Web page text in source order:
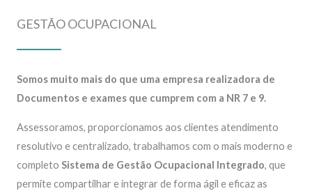
GESTÃO OCUPACIONAL
Somos muito mais do que uma empresa realizadora de
Documentos e exames que cumprem com a NR 7 e 9.
Assessoramos, proporcionamos aos clientes atendimento
resolutivo e centralizado, trabalhamos com o mais moderno e
completo Sistema de Gestão Ocupacional Integrado, que
permite compartilhar e integrar de forma ágil e eficaz as